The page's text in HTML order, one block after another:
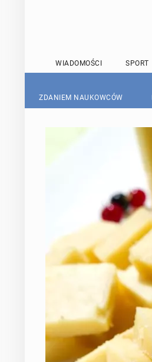
WIADOMOŚCI SPORT
ZDANIEM NAUKOWCÓW